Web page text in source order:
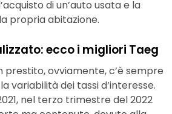
di un’auto usata e la
propria abitazione.
ecco i migliori Taeg
prestito, ovviamente, c’è sempre
variabilità dei tassi d’interesse.
nel terzo trimestre del 2022